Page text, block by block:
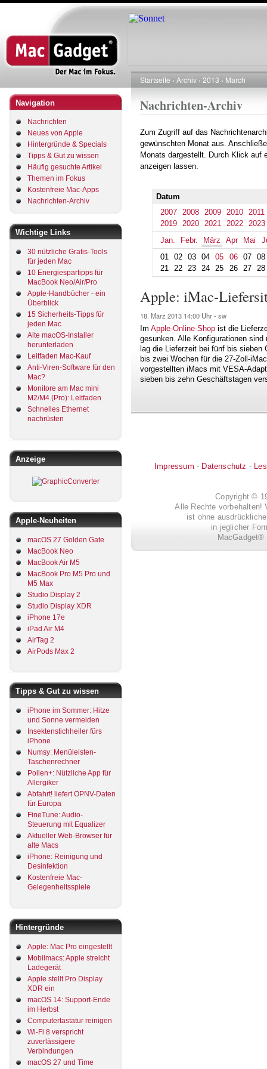
Direkt
zum
Navigation
Nachrichten
Neues von Apple
Hintergründe & Specials
Tipps & Gut zu wissen
Häufig gesuchte Artikel
Themen im Fokus
Kostenfreie Mac-Apps
Nachrichten-Archiv
Wichtige Links
30 nützliche Gratis-Tools
für jeden Mac
10 Energiespartipps für
MacBook Neo/Air/Pro
Apple-Handbücher - ein
Überblick
15 Sicherheits-Tipps für
jeden Mac
Alte macOS-Installer
herunterladen
Leitfaden Mac-Kauf
Anti-Viren-Software für den
Mac?
Monitore am Mac mini
M2/M4 (Pro): Leitfaden
Schnelles Ethernet
nachrüsten
Anzeige
Apple-Neuheiten
macOS 27 Golden Gate
MacBook Neo
MacBook Air M5
MacBook Pro M5 Pro und
M5 Max
Studio Display 2
Studio Display XDR
iPhone 17e
iPad Air M4
AirTag 2
AirPods Max 2
Tipps & Gut zu wissen
iPhone im Sommer: Hitze
und Sonne vermeiden
Insektenstichheiler fürs
iPhone
Numsy: Menüleisten-
Taschenrechner
Pollen+: Nützliche App für
Allergiker
Abfahrt! liefert ÖPNV-Daten
für Europa
FineTune: Audio-
Steuerung mit Equalizer
Aktueller Web-Browser für
alte Macs
iPhone: Reinigung und
Desinfektion
Kostenfreie Mac-
Gelegenheitsspiele
Hintergründe
Apple: Mac Pro eingestellt
Mobilmacs: Apple streicht
Ladegerät
Apple stellt Pro Display
XDR ein
macOS 14: Support-Ende
im Herbst
Computertastatur reinigen
Wi-Fi 8 verspricht
zuverlässigere
Verbindungen
macOS 27 und Time
Pfadnavigation
Startseite Archiv 2013 March
Nachrichten-Archiv
Zum Zugriff auf das
gewünschten Monat aus.
Monats dargestellt. Durch Klick auf
anzeigen lassen.
Datum
2007
2008 2009 2010
2011
2019
2020 2021 2022
2023
Jan.
Febr. März Apr Mai
01
02 03 04 05 06 07
08
21
22 23 24 25 26 27 28
Apple: iMac-
18. März 2013 14:00 Uhr - sw
Im Apple-Online-Shop ist die
gesunken. Alle Konfigurationen
lag die Lieferzeit bei fünf bis
bis zwei Wochen für die 27-Zoll-
vorgestellten iMacs mit VESA-
sieben bis zehn Geschäftstagen
Impressum - Datenschutz -
Copyright ©
Alle Rechte vorbehalten!
ist ohne
in jeglicher
MacGadget®